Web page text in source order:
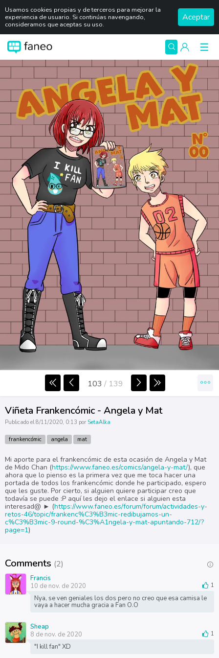
Usamos cookies propias y de terceros para mejorar la
experiencia de usuario. Si continúas navengando,
consideramos que aceptas su uso.
Aceptar
103 / 139
Viñeta Frankencómic - Angela y Mat
Publicado el 8/11/2020, 0:13 por SetaAlka
frankencómic angela mat
Mi aporte para el frankencómic de esta ocasión de Angela y Mat
de Mido Chan (https://www.faneo.es/comics/angela-y-mat/), que
ahora que lo pienso es la primera vez que me toca hacer una
portada de todos los frankencómic donde he participado, espero
que les guste. Por cierto, si alguien quiere participar creo que
todavía se puede :P aquí les dejo el enlace si alguien esta
interesad@ ► (https://www.faneo.es/forum/forum/actividades-y-
retos-46/topic/frankenc%C3%B3mic-redibujamos-un-
c%C3%B3mic-9-round-%C3%A1ngela-y-mat-apuntando-712/?
page=1)
Comments (2)
Francis
10 de nov. de 2020
1
Nya, se ven geniales los dos pero no creo que esa camisa le
vaya a hacer mucha gracia a Fan O.O
Sheap
8 de nov. de 2020
1
"I kill fan" XD